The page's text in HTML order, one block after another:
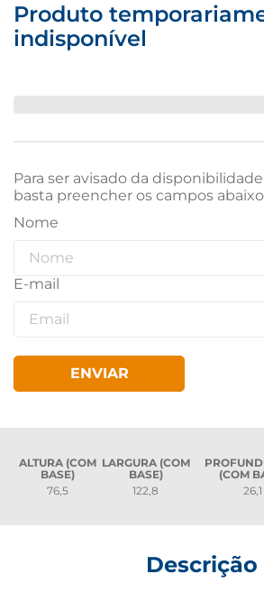
Produto
indisponível
Para ser avisado da
basta preencher os campos
ENVIAR
ALTURA (COM
BASE)
76,5
LARGURA (COM
BASE)
122,8
(COM
26,1
Descrição